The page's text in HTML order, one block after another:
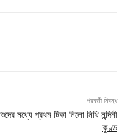
পরবর্তী নিবন্ধ
মধ্যে প্রথম টিকা নিলো নিধি নন্দিনী
কুণ্ড